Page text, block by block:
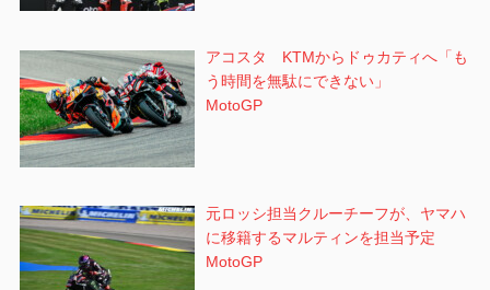
アコスタ KTMからドゥカティへ「も
う時間を無駄にできない」
MotoGP
元ロッシ担当クルーチーフが、ヤマハ
に移籍するマルティンを担当予定
MotoGP